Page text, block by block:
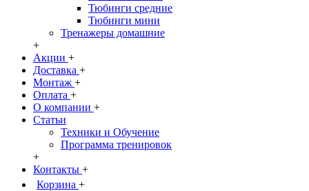
Тюбинги средние
Тюбинги мини
Тренажеры домашние
+
Акции +
Доставка +
Монтаж +
Оплата +
О компании +
Статьи
Техники и Обучение
Программа тренировок
+
Контакты +
Корзина +